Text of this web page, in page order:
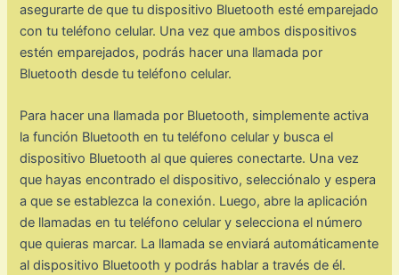
asegurarte de que tu dispositivo Bluetooth esté emparejado
con tu teléfono celular. Una vez que ambos dispositivos
estén emparejados, podrás hacer una llamada por
Bluetooth desde tu teléfono celular.
Para hacer una llamada por Bluetooth, simplemente activa
la función Bluetooth en tu teléfono celular y busca el
dispositivo Bluetooth al que quieres conectarte. Una vez
que hayas encontrado el dispositivo, selecciónalo y espera
a que se establezca la conexión. Luego, abre la aplicación
de llamadas en tu teléfono celular y selecciona el número
que quieras marcar. La llamada se enviará automáticamente
al dispositivo Bluetooth y podrás hablar a través de él.